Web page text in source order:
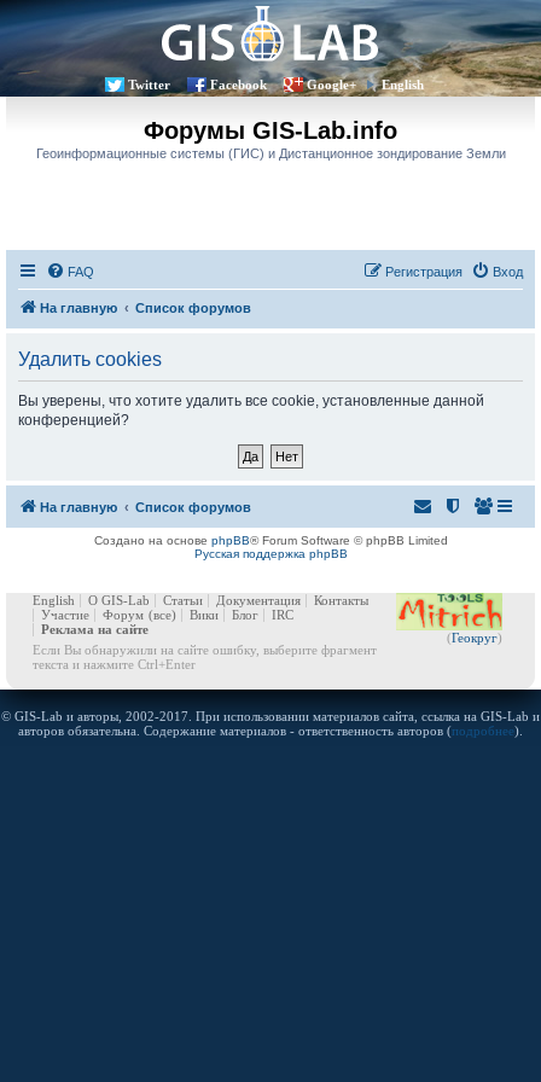
Twitter Facebook Google+ English
Форумы GIS-Lab.info
Геоинформационные системы (ГИС) и Дистанционное зондирование Земли
FAQ Вход
Регистрация
На главную Список форумов
Удалить cookies
Вы уверены, что хотите удалить все cookie, установленные данной
конференцией?
На главную Список форумов
Создано на основе phpBB® Forum Software © phpBB Limited
Русская поддержка phpBB
(Геокруг)
English О GIS-Lab Статьи Документация
Контакты
Участие
Форум (все) Вики Блог
IRC
Реклама на сайте
Если Вы обнаружили на сайте ошибку, выберите фрагмент
текста и нажмите Ctrl+Enter
© GIS-Lab и авторы, 2002-2017. При использовании материалов сайта, ссылка на GIS-Lab и
авторов обязательна. Содержание материалов - ответственность авторов (подробнее).